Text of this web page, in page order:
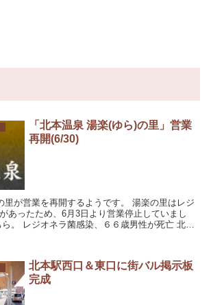
「北本温泉 湯楽(ゆら)の里」営業
再開(6/30)
里が営業を再開するようです。 湯楽の里はレジ
あったため、6月3日より営業停止していまし
。 レジオネラ菌感染、６６歳男性が死亡 北本
北本駅西口＆東口に街バル掲示板
完成